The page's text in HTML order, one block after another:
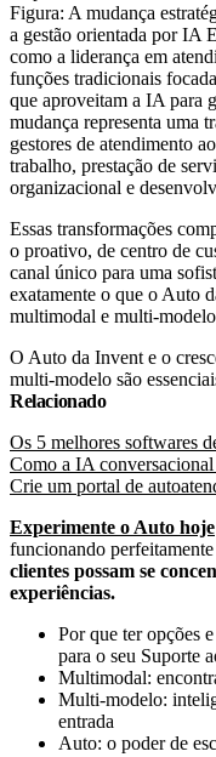
Figura: A mudança
a gestão orientada por IA
como a liderança em
funções tradicionais
que aproveitam a IA para
mudança representa uma
gestores de atendimento
trabalho, prestação de
organizacional e
Essas transformações
o proativo, de centro de
canal único para uma
exatamente o que o Auto
multimodal e multi-
O Auto da Invent e o
multi-modelo são
Relacionado
Os 5 melhores softwares
Como a IA
Crie um portal de
Experimente o Auto hoje
funcionando
clientes possam se
experiências.
Por que ter opções
para o seu Suporte
Multimodal:
Multi-modelo:
entrada
Auto: o poder de